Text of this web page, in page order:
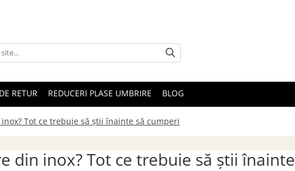
RETUR REDUCERI PLASE UMBRIRE BLOG
Tot ce trebuie să știi înainte să cumperi
din inox? Tot ce trebuie să știi înainte